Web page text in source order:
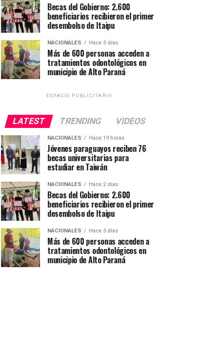
Becas del Gobierno: 2.600
beneficiarios recibieron el primer
desembolso de Itaipu
NACIONALES Hace 3 días
Más de 600 personas acceden a
tratamientos odontológicos en
municipio de Alto Paraná
ESPACIO PUBLICITARIO
LATEST TRENDING VIDEOS
NACIONALES Hace 19 horas
Jóvenes paraguayos reciben 76
becas universitarias para
estudiar en Taiwán
NACIONALES Hace 2 días
Becas del Gobierno: 2.600
beneficiarios recibieron el primer
desembolso de Itaipu
NACIONALES Hace 3 días
Más de 600 personas acceden a
tratamientos odontológicos en
municipio de Alto Paraná